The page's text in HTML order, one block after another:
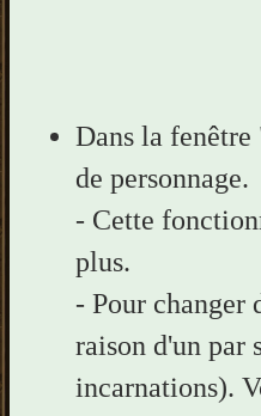
Dans la fenêtre
de personnage.
- Cette
plus.
- Pour changer
raison d'un par
incarnations).